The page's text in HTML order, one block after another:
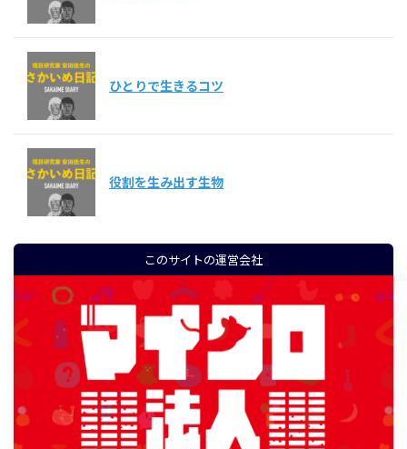
ひとりで生きるコツ
役割を生み出す生物
このサイトの運営会社